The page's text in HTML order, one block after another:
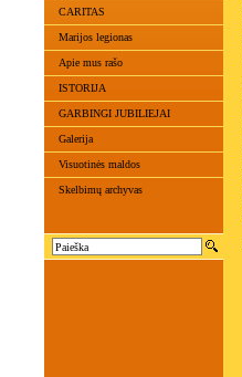
CARITAS
Marijos legionas
Apie mus rašo
ISTORIJA
GARBINGI JUBILIEJAI
Galerija
Visuotinės maldos
Skelbimų archyvas